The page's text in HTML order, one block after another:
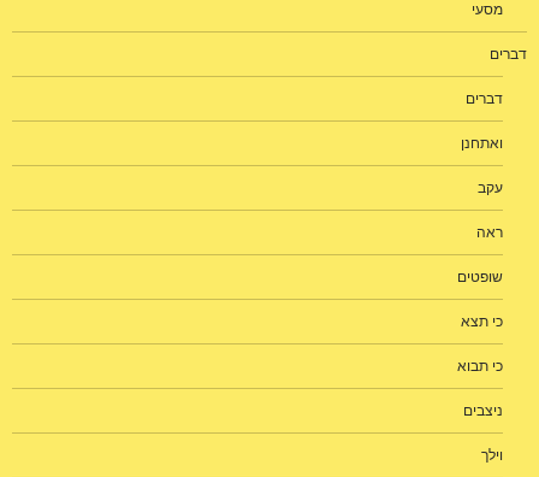
מסעי
דברים
דברים
ואתחנן
עקב
ראה
שופטים
כי תצא
כי תבוא
ניצבים
וילך